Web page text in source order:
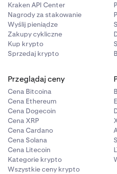
Kraken API Center
Nagrody za stakowanie
Wyślij pieniądze
Zakupy cykliczne
Kup krypto
Sprzedaj krypto
Przeglądaj ceny
Cena Bitcoina
Cena Ethereum
Cena Dogecoin
Cena XRP
Cena Cardano
Cena Solana
Cena Litecoin
Kategorie krypto
Wszystkie ceny krypto